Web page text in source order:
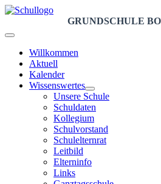
GRUNDSCHULE
Willkommen
Aktuell
Kalender
Wissenswertes
Unsere Schule
Schuldaten
Kollegium
Schulvorstand
Schulelternrat
Leitbild
Elterninfo
Links